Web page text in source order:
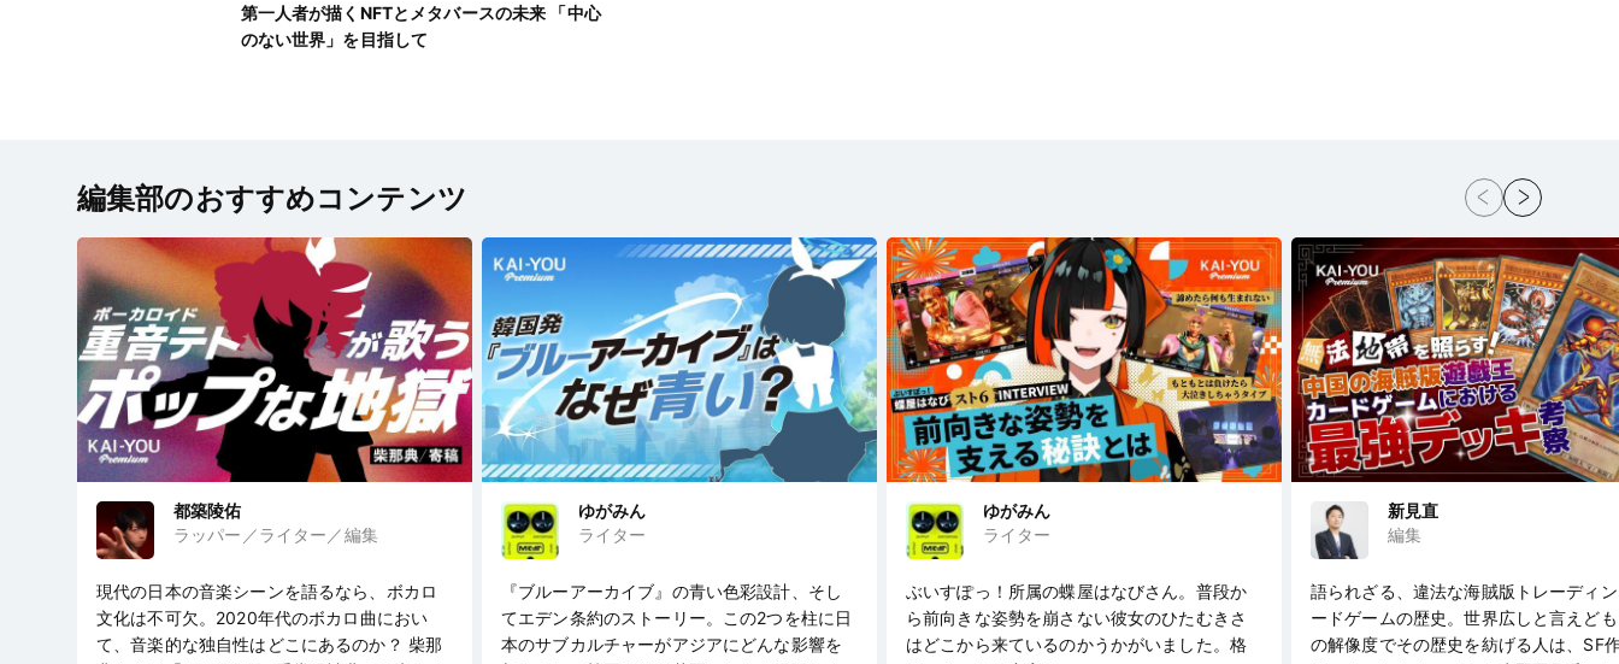
第一人者が描くNFTとメタバースの未来 「中心
のない世界」を目指して
編集部のおすすめコンテンツ
都築陵佑
ラッパー／ライター／編集
現代の日本の音楽シーンを語るなら、ボカロ
文化は不可欠。2020年代のボカロ曲におい
て、音楽的な独自性はどこにあるのか？ 柴那
ゆがみん
ライター
『ブルーアーカイブ』の青い色彩設計、そし
てエデン条約のストーリー。この2つを柱に日
本のサブカルチャーがアジアにどんな影響を
ゆがみん
ライター
ぶいすぽっ！所属の蝶屋はなびさん。普段か
ら前向きな姿勢を崩さない彼女のひたむきさ
はどこから来ているのかうかがいました。格
新見直
編集
語られざる、違法な海賊版トレーディ
ードゲームの歴史。世界広しと言えど
の解像度でその歴史を紡げる人は、SF